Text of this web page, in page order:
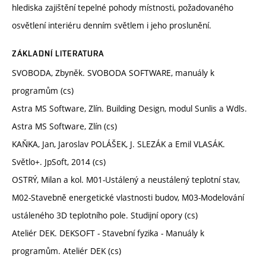
hlediska zajištění tepelné pohody místnosti, požadovaného
osvětlení interiéru denním světlem i jeho proslunění.
ZÁKLADNÍ LITERATURA
SVOBODA, Zbyněk. SVOBODA SOFTWARE, manuály k
programům (cs)
Astra MS Software, Zlín. Building Design, modul Sunlis a Wdls.
Astra MS Software, Zlín (cs)
KAŇKA, Jan, Jaroslav POLÁŠEK, J. SLEZÁK a Emil VLASÁK.
Světlo+. JpSoft, 2014 (cs)
OSTRÝ, Milan a kol. M01-Ustálený a neustálený teplotní stav,
M02-Stavebně energetické vlastnosti budov, M03-Modelování
ustáleného 3D teplotního pole. Studijní opory (cs)
Ateliér DEK. DEKSOFT - Stavební fyzika - Manuály k
programům. Ateliér DEK (cs)